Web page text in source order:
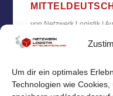
Um dir ein optimales
Technologien wie
von Netzwerk Logistik |
Logistiknetzwerk